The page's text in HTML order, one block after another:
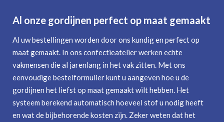
Al onze gordijnen perfect op maat gemaakt
Al uw bestellingen worden door ons kundig en perfect op
maat gemaakt. In ons confectieatelier werken echte
vakmensen die al jarenlang in het vak zitten. Met ons
eenvoudige bestelformulier kunt u aangeven hoe u de
gordijnen het liefst op maat gemaakt wilt hebben. Het
systeem berekend automatisch hoeveel stof u nodig heeft
en wat de bijbehorende kosten zijn. Zeker weten dat het